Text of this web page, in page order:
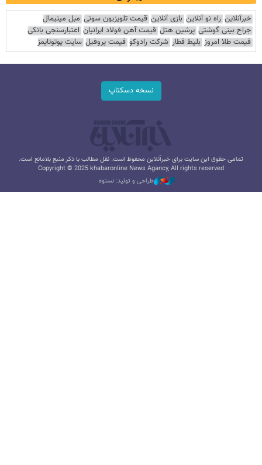
خبرآنلاین راه نو آنلاین بازی آنلاین قیمت تلویزیون سونی مبل مینیمال
جراح بینی گوشتی پرشین هتل قیمت آهن فولاد ایرانیان اعتبارسنجی بانکی
قیمت طلا امروز بلیط قطار شرکت رادوکو قیمت پروفیل سایت یوتوتایمز
نسخه دسکتاپ
تمامی حقوق این سایت برای خبرآنلاین محفوظ است. نقل مطالب با ذکر منبع بلامانع است.
Copyright © 2025 khabaronline News Agancy, All rights reserved
طراحی و تولید: نستوه